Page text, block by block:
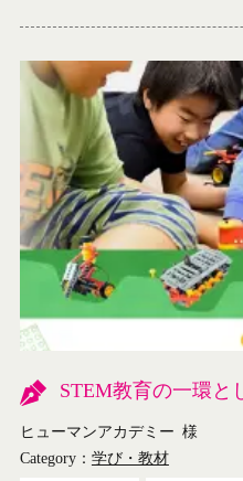
STEM教育の一環と
ヒューマンアカデミー 様
Category： 学び・教材